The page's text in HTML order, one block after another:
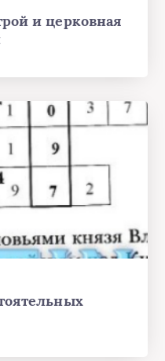
и церковная